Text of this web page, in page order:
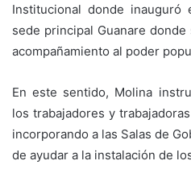
Institucional donde
sede principal Guanare
acompañamiento al poder
En este sentido, Molina
los trabajadores y
incorporando a las Salas de
de ayudar a la instalación de